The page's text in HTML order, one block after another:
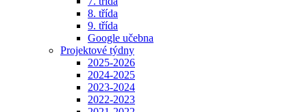
8. třída
9. třída
Google učebna
Projektové týdny
2025-2026
2024-2025
2023-2024
2022-2023